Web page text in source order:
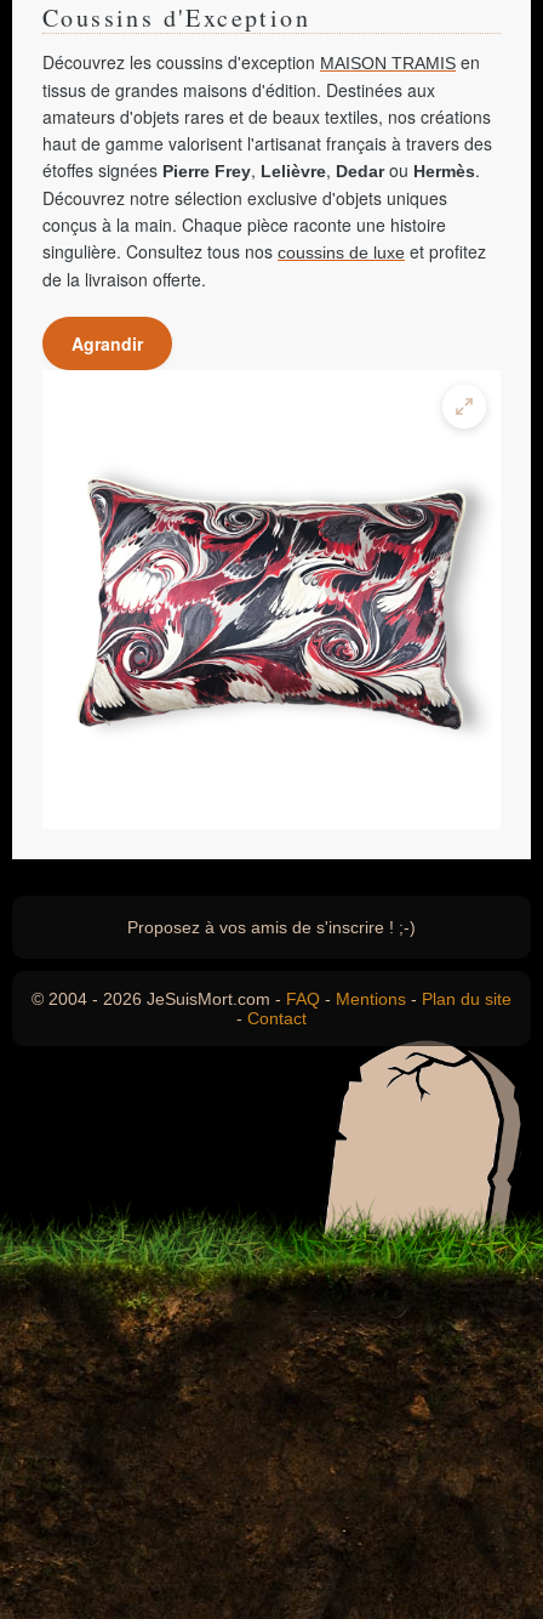
Coussins d'Exception
Découvrez les coussins d'exception MAISON TRAMIS en
tissus de grandes maisons d'édition. Destinées aux
amateurs d'objets rares et de beaux textiles, nos créations
haut de gamme valorisent l'artisanat français à travers des
étoffes signées Pierre Frey, Lelièvre, Dedarou Hermès.
Découvrez notre sélection exclusive d'objets uniques
conçus à la main. Chaque pièce raconte une histoire
singulière. Consultez tous nos coussins de luxe et profitez
de la livraison offerte.
Agrandir
Proposez à vos amis de s'inscrire ! ;-)
© 2004 - 2026 JeSuisMort.com - FAQ - Mentions - Plan du site
- Contact